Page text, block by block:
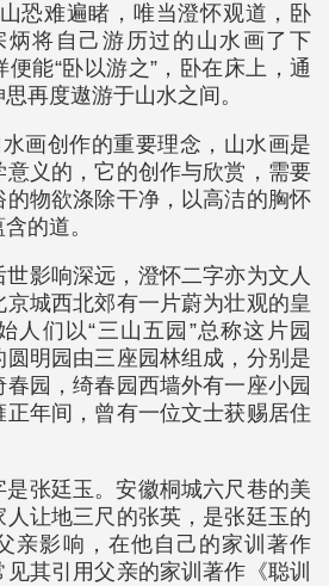
恐难遍睹，唯当澄怀观道，卧
炳将自己游历过的山水画了下
能“卧以游之”，卧在床上，通
再度遨游于山水之间。
水画创作的重要理念，山水画是
义的，它的创作与欣赏，需要
物欲涤除干净，以高洁的胸怀
的道。
影响深远，澄怀二字亦为文人
城西北郊有一片蔚为壮观的皇
人们以“三山五园”总称这片园
明园由三座园林组成，分别是
春园，绮春园西墙外有一座小园
年间，曾有一位文士获赐居住
张廷玉。安徽桐城六尺巷的美
让地三尺的张英，是张廷玉的
亲影响，在他自己的家训著作
见其引用父亲的家训著作《聪训